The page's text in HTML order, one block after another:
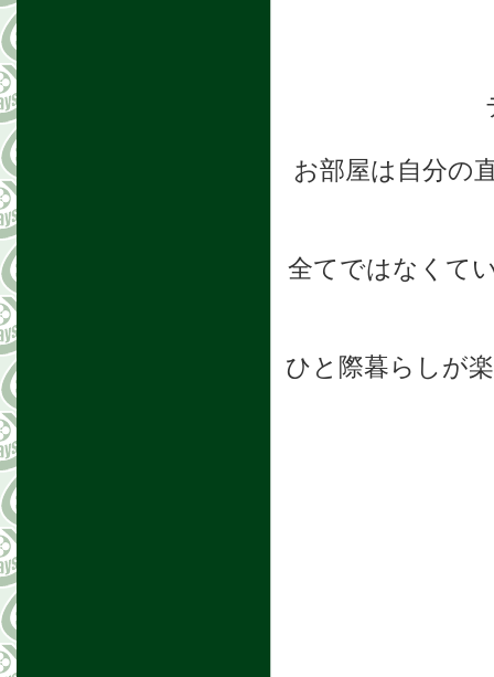
お部屋は自分の
全てではなくて
ひと際暮らしが